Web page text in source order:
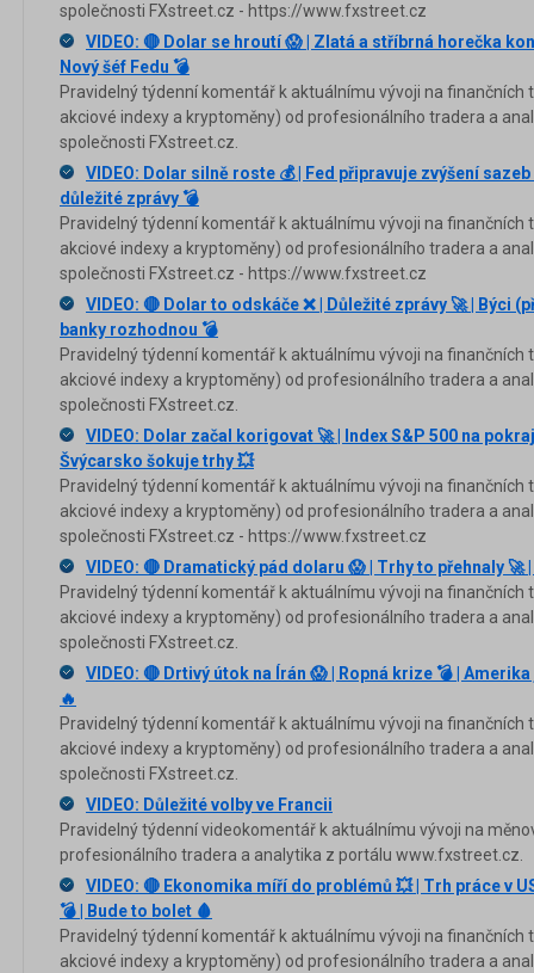
společnosti FXstreet.cz - https://www.fxstreet.cz
VIDEO: 🔴 Dolar se hroutí 😱 | Zlatá a stříbrná horečka
Nový šéf Fedu 💣
Pravidelný týdenní komentář k aktuálnímu vývoji na finančních
akciové indexy a kryptoměny) od profesionálního tradera a
společnosti FXstreet.cz.
VIDEO: Dolar silně roste 💰 | Fed připravuje zvýšení
důležité zprávy 💣
Pravidelný týdenní komentář k aktuálnímu vývoji na finančních
akciové indexy a kryptoměny) od profesionálního tradera a
společnosti FXstreet.cz - https://www.fxstreet.cz
VIDEO: 🔴 Dolar to odskáče ❌ | Důležité zprávy 🚀 | Býci
banky rozhodnou 💣
Pravidelný týdenní komentář k aktuálnímu vývoji na finančních
akciové indexy a kryptoměny) od profesionálního tradera a
společnosti FXstreet.cz.
VIDEO: Dolar začal korigovat 🚀 | Index S&P 500 na
Švýcarsko šokuje trhy 💥
Pravidelný týdenní komentář k aktuálnímu vývoji na finančních
akciové indexy a kryptoměny) od profesionálního tradera a
společnosti FXstreet.cz - https://www.fxstreet.cz
VIDEO: 🔴 Dramatický pád dolaru 😱 | Trhy to přehnaly
Pravidelný týdenní komentář k aktuálnímu vývoji na finančních
akciové indexy a kryptoměny) od profesionálního tradera a
společnosti FXstreet.cz.
VIDEO: 🔴 Drtivý útok na Írán 😱 | Ropná krize 💣 |
🔥
Pravidelný týdenní komentář k aktuálnímu vývoji na finančních
akciové indexy a kryptoměny) od profesionálního tradera a
společnosti FXstreet.cz.
VIDEO: Důležité volby ve Francii
Pravidelný týdenní videokomentář k aktuálnímu vývoji na
profesionálního tradera a analytika z portálu www.fxstreet.cz.
VIDEO: 🔴 Ekonomika míří do problémů 💥 | Trh práce v
💣 | Bude to bolet 🩸
Pravidelný týdenní komentář k aktuálnímu vývoji na finančních
akciové indexy a kryptoměny) od profesionálního tradera a